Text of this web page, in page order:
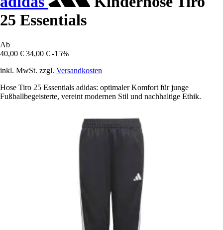
25 Essentials
Ab
40,00 € 34,00 € -15%
inkl. MwSt. zzgl. Versandkosten
Hose Tiro 25 Essentials adidas: optimaler Komfort für junge
Fußballbegeisterte, vereint modernen Stil und nachhaltige Ethik.